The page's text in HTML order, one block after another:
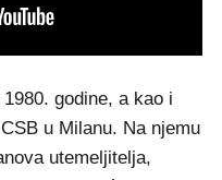
godine, a kao i
u Milanu. Na njemu
utemeljitelja,